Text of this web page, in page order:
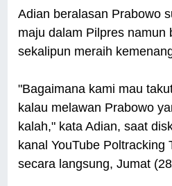
Adian beralasan Prabowo
maju dalam Pilpres namun
sekalipun meraih
"Bagaimana kami mau
kalau melawan Prabowo
kalah," kata Adian, saat
kanal YouTube Poltracking
secara langsung, Jumat